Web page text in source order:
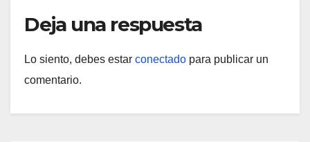
Deja una respuesta
Lo siento, debes estar conectado para publicar un
comentario.